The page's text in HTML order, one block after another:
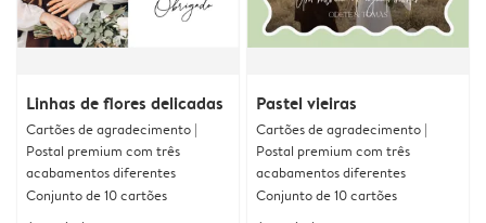
Linhas de flores delicadas
Cartões de agradecimento |
Postal premium com três
acabamentos diferentes
Conjunto de 10 cartões
Pastel vieiras
Cartões de agradecimento |
Postal premium com três
acabamentos diferentes
Conjunto de 10 cartões